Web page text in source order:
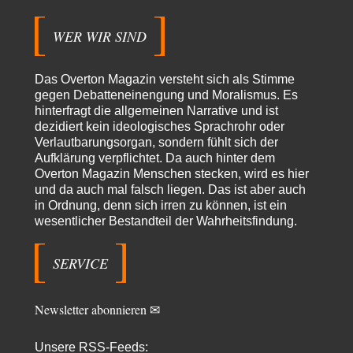
Kirchengemeinde, haben diese Tradition bis in die 2010er…
Peter Zobelvor 15 Stunden zu:
Absurde Debatte um Ceuta-„Invasion“ durch Marokko vertieft
EU-Spaltung
Man braucht in Deutschland nur etwas halbwegs vernünftiges zuvsagen
und man landet suf der Zionisten-Abschussliste.
Thomasvor 15 Stunden zu:
Die Westbank in New York
Danke, diese Verdrehung war mir auch gleich sauer aufgestoßen...... - die
"Taliban" hatten den Mohnanbau…
Nordlichtvor 18 Stunden zu:
Wacht Deutschland nun in dem Krieg auf, den es seit Jahren
maßgeblich unterstützt?
Fragen Sie doch mal Ronzheimer oder Kiesewetter, da besteht dann keine
Theo Noestonto
vor 1 Tag zu:
@DIRTY OPERATING SYSTEM Ihre Argumentation teile ich, soweit
WER WIR SIND
Das Overton Magazin versteht sich als Stimme
gegen Debatteneinengung und Moralismus. Es
hinterfragt die allgemeinen Narrative und ist
dezidiert kein ideologisches Sprachrohr oder
Verlautbarungsorgan, sondern fühlt sich der
Aufklärung verpflichtet. Da auch hinter dem
Overton Magazin Menschen stecken, wird es hier
und da auch mal falsch liegen. Das ist aber auch
in Ordnung, denn sich irren zu können, ist ein
wesentlicher Bestandteil der Wahrheitsfindung.
SERVICE
Newsletter abonnieren ✉
Unsere RSS-Feeds: